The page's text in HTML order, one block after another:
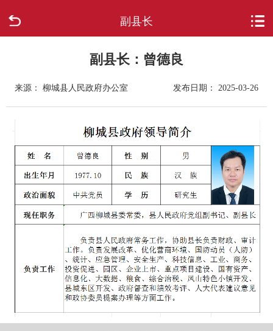
副县长
新闻中心
网上办事
互动回应
数据专题
副县长：曾德良
来源： 柳城县人民政府办公室 发布日期： 2025-03-26